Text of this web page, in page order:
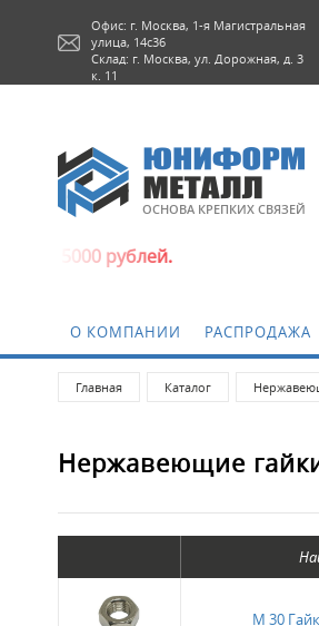
Офис: г. Москва, 1-я Магистральная
улица, 14с36
Склад: г. Москва, ул. Дорожная, д. 3
к. 11
ОСНОВА КРЕПКИХ СВЯЗЕЙ
5000 рублей.
О КОМПАНИИ РАСПРОДАЖА
Главная Каталог
Нержавеющие
М 30